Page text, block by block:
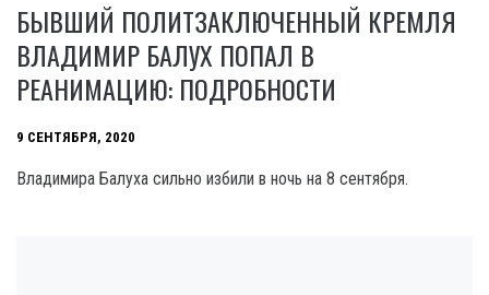
БЫВШИЙ ПОЛИТЗАКЛЮЧЕННЫЙ КРЕМЛЯ
ВЛАДИМИР БАЛУХ ПОПАЛ В
РЕАНИМАЦИЮ: ПОДРОБНОСТИ
9 СЕНТЯБРЯ, 2020
Владимира Балуха сильно избили в ночь на 8 сентября.